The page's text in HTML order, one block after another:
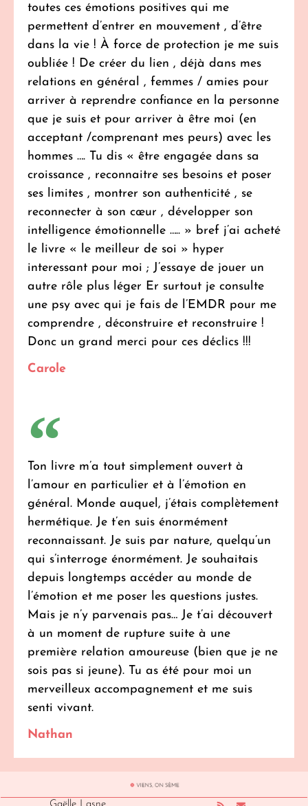
toutes ces émotions positives qui me
permettent d’entrer en mouvement , d’être
dans la vie ! À force de protection je me suis
oubliée ! De créer du lien , déjà dans mes
relations en général , femmes / amies pour
arriver à reprendre confiance en la personne
que je suis et pour arriver à être moi (en
acceptant /comprenant mes peurs) avec les
hommes …. Tu dis « être engagée dans sa
croissance , reconnaitre ses besoins et poser
ses limites , montrer son authenticité , se
reconnecter à son cœur , développer son
intelligence émotionnelle ….. » bref j’ai acheté
le livre « le meilleur de soi » hyper
interessant pour moi ; J’essaye de jouer un
autre rôle plus léger Er surtout je consulte
une psy avec qui je fais de l’EMDR pour me
comprendre , déconstruire et reconstruire !
Donc un grand merci pour ces déclics !!!
Carole
Ton livre m’a tout simplement ouvert à
l’amour en particulier et à l’émotion en
général. Monde auquel, j’étais complètement
hermétique. Je t’en suis énormément
reconnaissant. Je suis par nature, quelqu’un
qui s’interroge énormément. Je souhaitais
depuis longtemps accéder au monde de
l’émotion et me poser les questions justes.
Mais je n’y parvenais pas… Je t’ai découvert
à un moment de rupture suite à une
première relation amoureuse (bien que je ne
sois pas si jeune). Tu as été pour moi un
merveilleux accompagnement et me suis
senti vivant.
Nathan